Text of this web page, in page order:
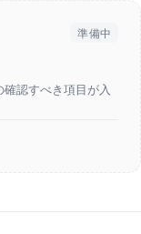
準備中
認すべき項目が入